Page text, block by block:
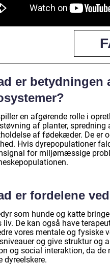
er betydningen
en afgørende rolle i
af planter,
af fødekæder. De er
Hvis dyrepopulationer
for miljømæssige
er fordelene
som hunde og katte
liv. De kan også have
vores mentale og fysiske
og give struktur og
og social interaktion, da de
dyreelskere.